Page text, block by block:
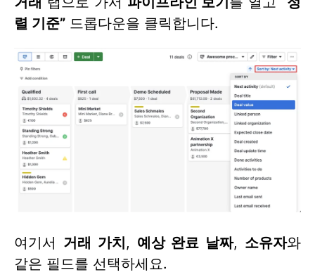
렬 기준” 드롭다운을 클릭합니다.
여기서 거래 가치, 예상 완료 날짜, 소유자와
같은 필드를 선택하세요.